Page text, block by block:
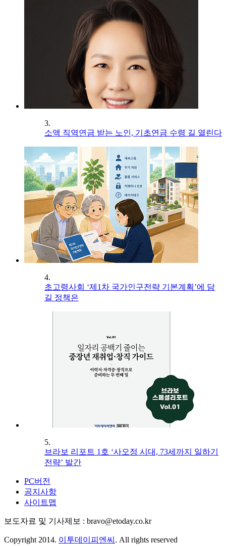
3.
소액 직역연금 받는 노인, 기초연금 수령 길 열린다
4.
초고령사회 ‘제1차 국가인구전략 기본계획’에 담
길 정책은
5.
브라보 리포트 1호 ‘사오정 시대, 73세까지 일하기
전략’ 발간
PC버전
공지사항
사이트맵
보도자료 및 기사제보 : bravo@etoday.co.kr
Copyright 2014. 이투데이피엔씨 . All rights reserved